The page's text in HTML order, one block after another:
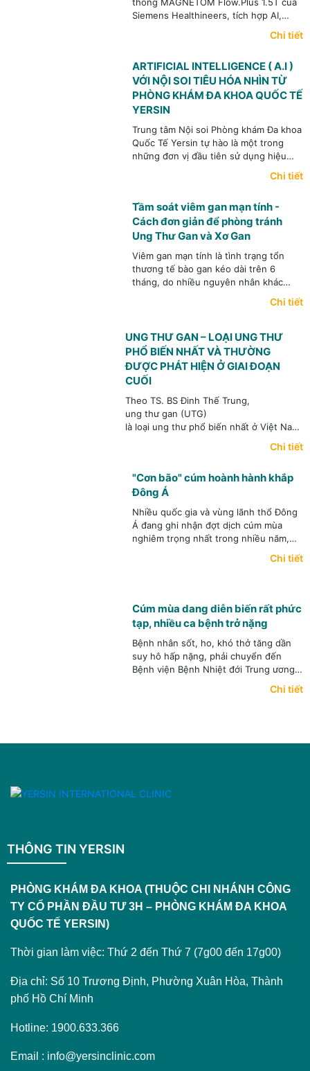
Siemens Healthineers, tích hợp AI,
công nghệ Deep Resolve, khử tiếng ồn
Chi tiết
ARTIFICIAL INTELLIGENCE ( A.I )
VỚI NỘI SOI TIÊU HÓA NHÌN TỪ
PHÒNG KHÁM ĐA KHOA QUỐC TẾ
YERSIN
Trung tâm Nội soi Phòng khám Đa khoa
Quốc Tế Yersin tự hào là một trong
những đơn vị đầu tiên sử dụng hiệu
Chi tiết
Tầm soát viêm gan mạn tính -
Cách đơn giản để phòng tránh
Ung Thư Gan và Xơ Gan
Viêm gan mạn tính là tình trạng tổn
thương tế bào gan kéo dài trên 6
tháng, do nhiều nguyên nhân khác
viêm gan siêu vi B mạn tính, viêm gan
rượu và gan nhiễm mỡ.
Chi tiết
UNG THƯ GAN – LOẠI UNG THƯ
PHỔ BIẾN NHẤT VÀ THƯỜNG
ĐƯỢC PHÁT HIỆN Ở GIAI ĐOẠN
CUỐI
Theo TS. BS Đinh Thế Trung,
ung thư gan (UTG)
là loại ung thư phổ biến nhất ở Việt Nam,
là loại ung thư này có thể phòng ngừa
học có thể giúp làm giảm rất đáng kể khả
ra UTG cho bệnh nhân),
có thể phát hiện sớm và điều trị hiệu quả
UTG.
Chi tiết
"Cơn bão" cúm hoành hành khắp
Đông Á
Nhiều quốc gia và vùng lãnh thổ Đông
Á đang ghi nhận đợt dịch cúm mùa
nghiêm trọng nhất trong nhiều năm,
khiến các bệnh viện quá tải, thuốc
Chi tiết
Cúm mùa dang diễn biến rất phức
tạp, nhiều ca bệnh trở nặng
Bệnh nhân sốt, ho, khó thở tăng dần
suy hô hấp nặng, phải chuyển đến
Bệnh viện Bệnh Nhiệt đới Trung ương
xác định mắc cúm, đặt ống nội khí
Chi tiết
THÔNG TIN YERSIN
PHÒNG KHÁM ĐA KHOA (THUỘC CHI NHÁNH CÔNG
TY CỔ PHẦN ĐẦU TƯ 3H – PHÒNG KHÁM ĐA KHOA
QUỐC TẾ YERSIN)
Thời gian làm việc: Thứ 2 đến Thứ 7 (7g00 đến 17g00)
Địa chỉ: Số 10 Trương Định, Phường Xuân Hòa, Thành
phố Hồ Chí Minh
Hotline: 1900.633.366
Email : info@yersinclinic.com